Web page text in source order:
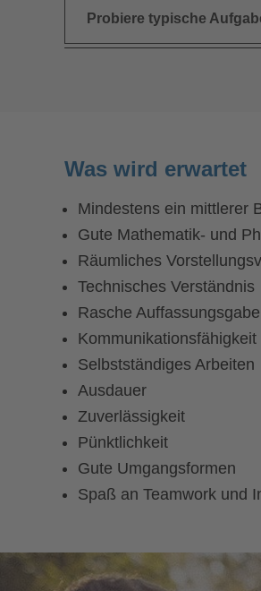
Probiere typische
Was wird erwartet
Mindestens ein mittlerer
Gute Mathematik- und
Räumliches
Technisches Verständnis
Rasche Auffassungsgabe
Kommunikationsfähigkeit
Selbstständiges Arbeiten
Ausdauer
Zuverlässigkeit
Pünktlichkeit
Gute Umgangsformen
Spaß an Teamwork und